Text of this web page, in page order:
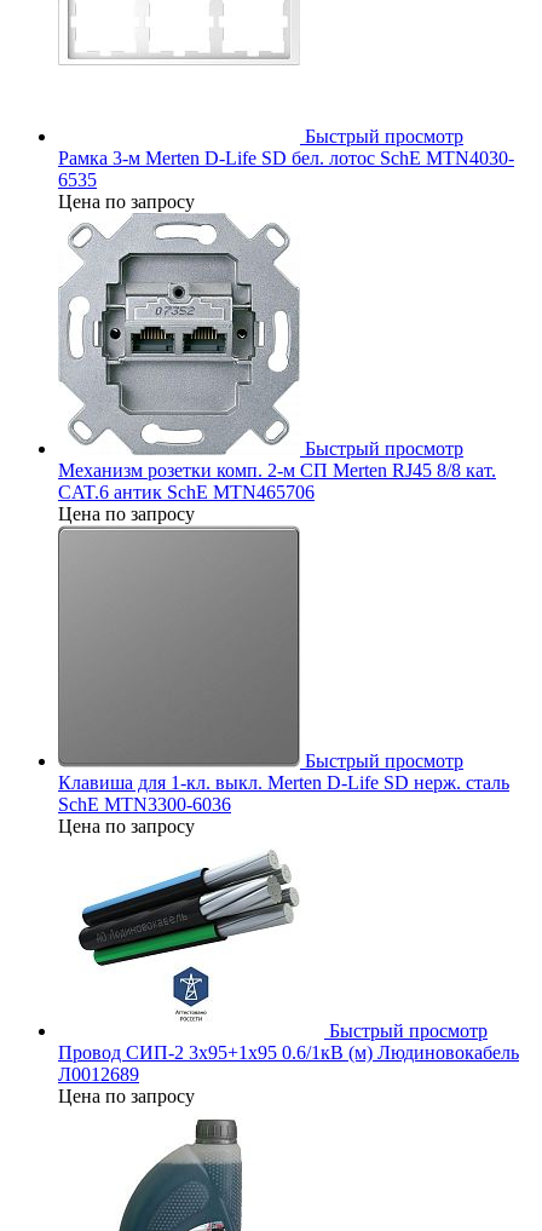
Быстрый просмотр
Рамка 3-м Merten D-Life SD бел. лотос SchE MTN4030-
6535
Цена по запросу
Быстрый просмотр
Механизм розетки комп. 2-м СП Merten RJ45 8/8 кат.
CAT.6 антик SchE MTN465706
Цена по запросу
Быстрый просмотр
Клавиша для 1-кл. выкл. Merten D-Life SD нерж. сталь
SchE MTN3300-6036
Цена по запросу
Быстрый просмотр
Провод СИП-2 3х95+1х95 0.6/1кВ (м) Людиновокабель
Л0012689
Цена по запросу